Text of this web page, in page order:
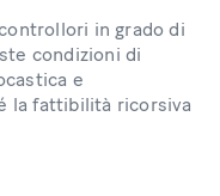
in grado di
condizioni di
e
la fattibilità ricorsiva